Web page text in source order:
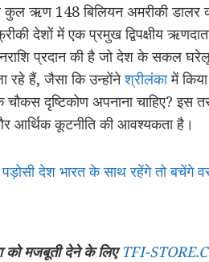
ऋण 148 बिलियन अमरीकी डालर का
देशों में एक प्रमुख द्विपक्षीय
प्रदान की है जो देश के सकल
रहे हैं, जैसा कि उन्होंनेश्रीलंकामें
दृष्टिकोण अपनाना चाहिए? इस
आर्थिक कूटनीति की आवश्यकता है।
देश भारत के साथ रहेंगे तो बचेंगे
को मजबूती देने के लिएTFI-